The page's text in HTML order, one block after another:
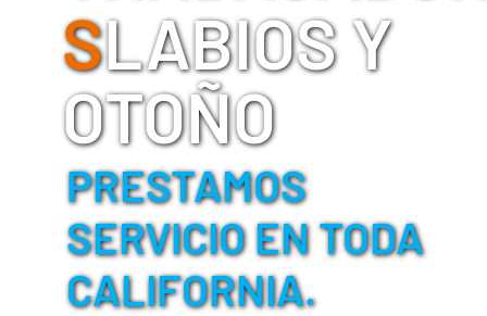
SLABIOS Y
OTOÑO
PRESTAMOS
SERVICIO EN TODA
CALIFORNIA.